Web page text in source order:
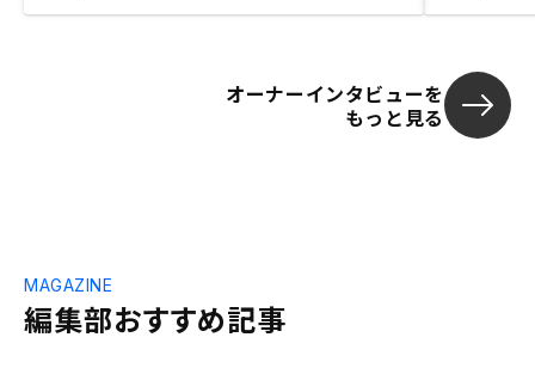
オーナーインタビューを
もっと見る
編集部おすすめ記事
MAGAZINE